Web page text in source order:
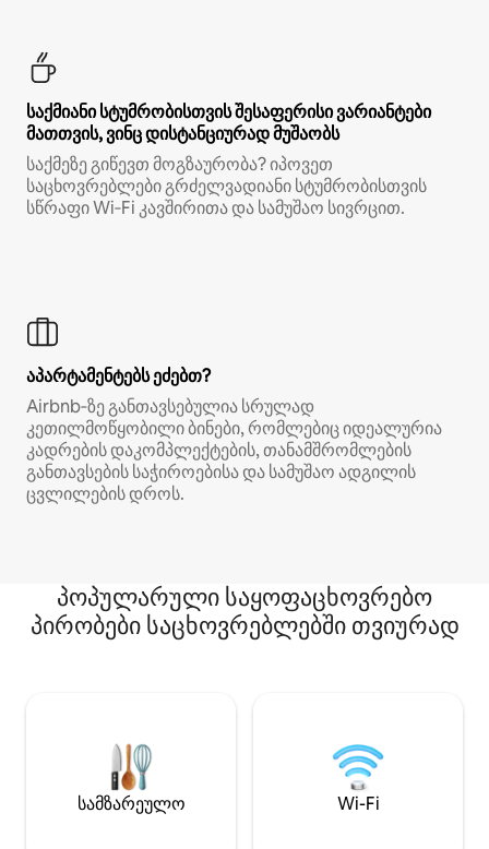
საქმიანი სტუმრობისთვის შესაფერისი ვარიანტები
მათთვის, ვინც დისტანციურად მუშაობს
საქმეზე გიწევთ მოგზაურობა? იპოვეთ
საცხოვრებლები გრძელვადიანი სტუმრობისთვის
სწრაფი Wi‑Fi კავშირითა და სამუშაო სივრცით.
აპარტამენტებს ეძებთ?
Airbnb‑ზე განთავსებულია სრულად
კეთილმოწყობილი ბინები, რომლებიც იდეალურია
კადრების დაკომპლექტების, თანამშრომლების
განთავსების საჭიროებისა და სამუშაო ადგილის
ცვლილების დროს.
პოპულარული საყოფაცხოვრებო
პირობები საცხოვრებლებში თვიურად
სამზარეულო Wi-Fi